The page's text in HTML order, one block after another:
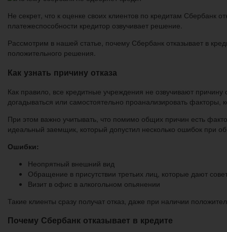
Не секрет, что к оценке своих клиентов по кредитам Сбербанк
платежеспособности кредитор озвучивает решение.
Рассмотрим в нашей статье, почему Сбербанк отказывает в
положительного решения.
Как узнать причину отказа
Как правило, все кредитные учреждения не озвучивают
догадываться или самостоятельно проанализировать
При этом важно учитывать, что помимо общих причин есть
идеальный заемщик, который допустил несколько ошибок при
Ошибки:
Неопрятный внешний вид
Обращение в присутствии третьих лиц, которые дают
Визит в офис в алкогольном опьянении
Такие клиенты сразу получат отказ, даже при наличии
Почему Сбербанк отказывает в кредите